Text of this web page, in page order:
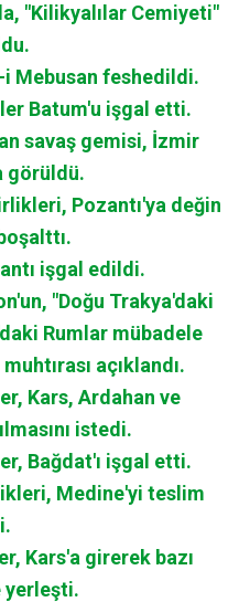
"Kilikyalılar Cemiyeti"
i Mebusan feshedildi.
Batum'u işgal etti.
savaş gemisi, İzmir
görüldü.
Pozantı'ya değin
işgal edildi.
"Doğu Trakya'daki
Rumlar mübadele
açıklandı.
Kars, Ardahan ve
istedi.
Bağdat'ı işgal etti.
Medine'yi teslim
Kars'a girerek bazı
yerleşti.